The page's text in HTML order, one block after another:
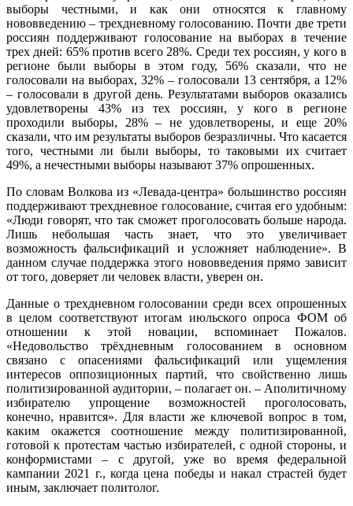
выборы честными, и как они относятся к главному
нововведению – трехдневному голосованию. Почти две трети
россиян поддерживают голосование на выборах в течение
трех дней: 65% против всего 28%. Среди тех россиян, у кого в
регионе были выборы в этом году, 56% сказали, что не
голосовали на выборах, 32% – голосовали 13 сентября, а 12%
– голосовали в другой день. Результатами выборов оказались
удовлетворены 43% из тех россиян, у кого в регионе
проходили выборы, 28% – не удовлетворены, и еще 20%
сказали, что им результаты выборов безразличны. Что касается
того, честными ли были выборы, то таковыми их считает
49%, а нечестными выборы называют 37% опрошенных.
По словам Волкова из «Левада-центра» большинство россиян
поддерживают трехдневное голосование, считая его удобным:
«Люди говорят, что так сможет проголосовать больше народа.
Лишь небольшая часть знает, что это увеличивает
возможность фальсификаций и усложняет наблюдение». В
данном случае поддержка этого нововведения прямо зависит
от того, доверяет ли человек власти, уверен он.
Данные о трехдневном голосовании среди всех опрошенных
в целом соответствуют итогам июльского опроса ФОМ об
отношении к этой новации, вспоминает Пожалов.
«Недовольство трёхдневным голосованием в основном
связано с опасениями фальсификаций или ущемления
интересов оппозиционных партий, что свойственно лишь
политизированной аудитории, – полагает он. – Аполитичному
избирателю упрощение возможностей проголосовать,
конечно, нравится». Для власти же ключевой вопрос в том,
каким окажется соотношение между политизированной,
готовой к протестам частью избирателей, с одной стороны, и
конформистами – с другой, уже во время федеральной
кампании 2021 г., когда цена победы и накал страстей будет
иным, заключает политолог.